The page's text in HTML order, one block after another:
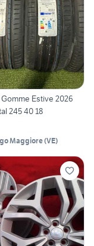
Estive 2026
245 40 18
Maggiore(VE)